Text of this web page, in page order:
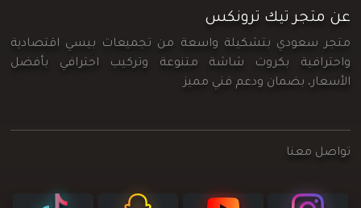
عن متجر تيك ترونكس
متجر سعودي بتشكيلة واسعة من تجميعات بيسي اقتصادية
واحترافية بكروت شاشة متنوعة وتركيب احترافي بأفضل
الأسعار، بضمان ودعم فني مميز
تواصل معنا